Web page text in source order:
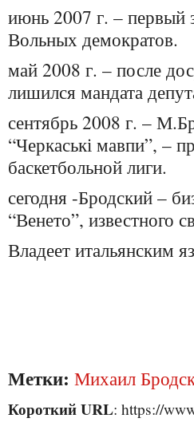
июнь 2007 г. – первый
Вольных демократов.
май 2008 г. – после
лишился мандата
сентябрь 2008 г. –
“Черкаські мавпи”, –
баскетбольной лиги.
сегодня -Бродский –
“Венето”, известного
Владеет итальянским
Метки: Михаил
Короткий URL: https://